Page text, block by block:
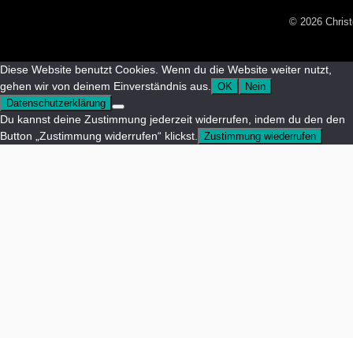
© 2026
Diese Website benutzt Cookies. Wenn du die Website weiter nutzt,
gehen wir von deinem Einverständnis aus.
OK
Nein
Datenschutzerklärung
Du kannst deine Zustimmung jederzeit widerrufen, indem du den den
Button „Zustimmung widerrufen“ klickst.
Zustimmung wiederrufen